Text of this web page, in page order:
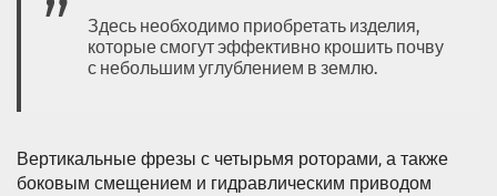
Здесь необходимо приобретать изделия,
которые смогут эффективно крошить почву
с небольшим углублением в землю.
Вертикальные фрезы с четырьмя роторами, а также
боковым смещением и гидравлическим приводом